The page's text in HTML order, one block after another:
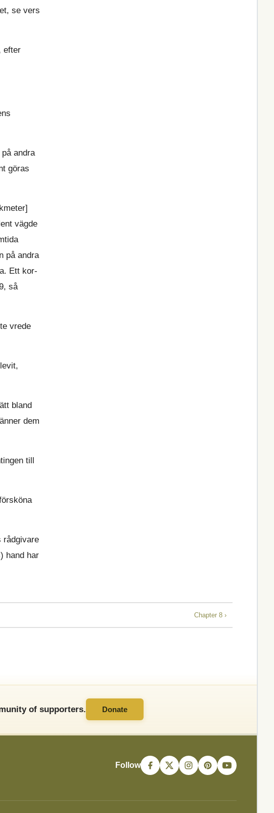
se vers
efter
andra
göras
vägde
på andra
Ett kor-
så
vrede
bland
dem
till
rådgivare
hand har
Chapter 8 ›
of supporters. Donate
Follow